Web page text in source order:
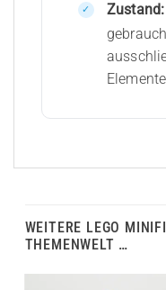
Zustand:
Elemente
WEITERE LEGO
THEMENWELT …